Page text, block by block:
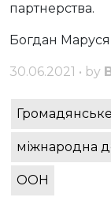
партнерства.
Богдан
30.06.2021 • by
міжнародна
ООН